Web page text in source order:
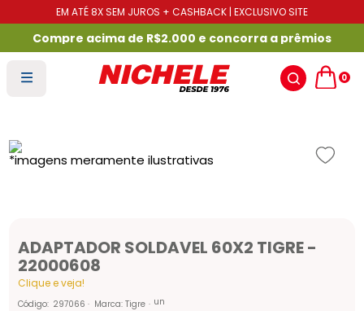
EM ATÉ 8X SEM JUROS + CASHBACK | EXCLUSIVO SITE
Compre acima de R$2.000 e concorra a prêmios
0
ADAPTADOR SOLDAVEL 60X2 TIGRE -
22000608
Clique e veja!
Código: 297066 Marca:Tigre un